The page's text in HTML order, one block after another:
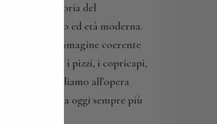
secolare storia del
fra Medioevo ed età moderna.
di sé un’immagine coerente
i gioielli, i pizzi, i copricapi,
in cui vediamo all’opera
di un tema oggi sempre più